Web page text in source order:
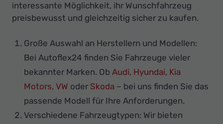
interessante Möglichkeit, ihr Wunschfahrzeug
preisbewusst und gleichzeitig sicher zu kaufen.
Große Auswahl an Herstellern und Modellen:
Bei Autoflex24 finden Sie Fahrzeuge vieler
bekannter Marken. Ob Audi, Hyundai, Kia
Motors, VW oder Skoda – bei uns finden Sie das
passende Modell für Ihre Anforderungen.
Verschiedene Fahrzeugtypen: Wir bieten